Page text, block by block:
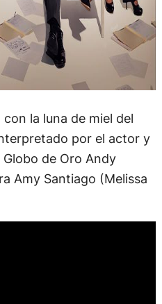
la luna de miel del
por el actor y
de Oro Andy
Amy Santiago (Melissa